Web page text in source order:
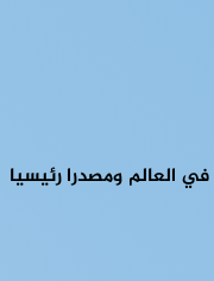
العالم ومصدرا رئيسيا